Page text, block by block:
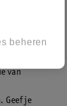
de
van
Geef je
beheren